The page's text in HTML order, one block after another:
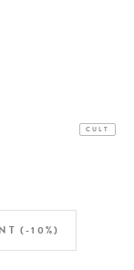
CULT
(-10%)